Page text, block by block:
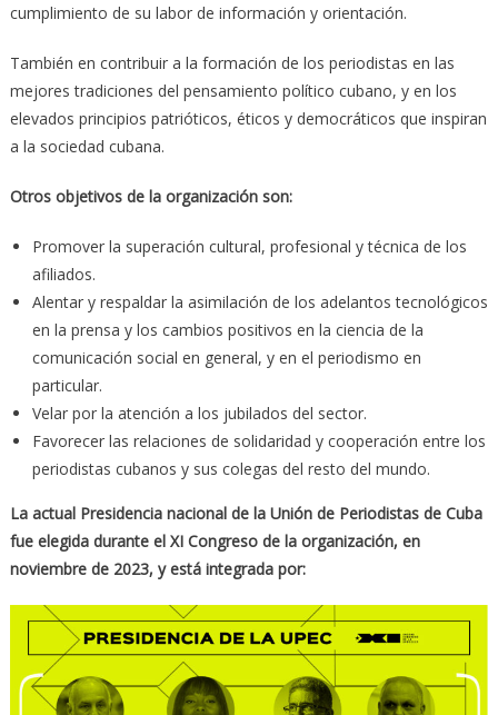
cumplimiento de su labor de información y orientación.
También en contribuir a la formación de los periodistas en las
mejores tradiciones del pensamiento político cubano, y en los
elevados principios patrióticos, éticos y democráticos que inspiran
a la sociedad cubana.
Otros objetivos de la organización son:
Promover la superación cultural, profesional y técnica de los
afiliados.
Alentar y respaldar la asimilación de los adelantos tecnológicos
en la prensa y los cambios positivos en la ciencia de la
comunicación social en general, y en el periodismo en
particular.
Velar por la atención a los jubilados del sector.
Favorecer las relaciones de solidaridad y cooperación entre los
periodistas cubanos y sus colegas del resto del mundo.
La actual Presidencia nacional de la Unión de Periodistas de Cuba
fue elegida durante el XI Congreso de la organización, en
noviembre de 2023, y está integrada por: